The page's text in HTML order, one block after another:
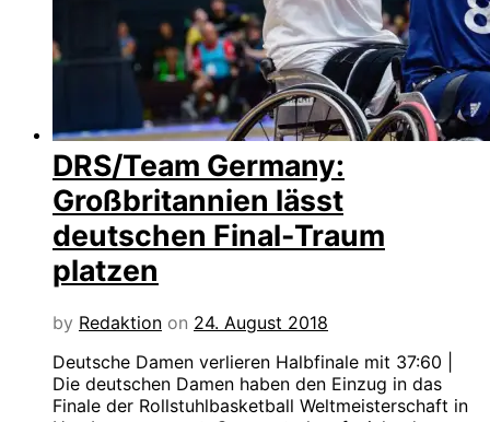
DRS/Team Germany:
Großbritannien lässt
deutschen Final-Traum
platzen
by Redaktion on 24. August 2018
Deutsche Damen verlieren Halbfinale mit 37:60 |
Die deutschen Damen haben den Einzug in das
Finale der Rollstuhlbasketball Weltmeisterschaft in